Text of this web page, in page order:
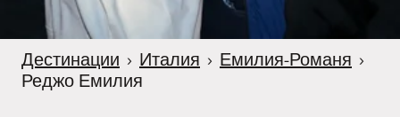
Дестинации › Италия › Емилия-Романя ›
Реджо Емилия